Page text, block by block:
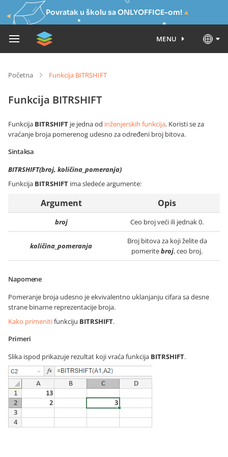
Povratak u školu sa ONLYOFFICE-om!
MENU
Početna Funkcija BITRSHIFT
Funkcija BITRSHIFT
Funkcija BITRSHIFT je jedna od inženjerskih funkcija. Koristi se za
vraćanje broja pomerenog udesno za određeni broj bitova.
Sintaksa
BITRSHIFT(broj, količina_pomeranja)
Funkcija BITRSHIFT ima sledeće argumente:
Argument Opis
broj Ceo broj veći ili jednak 0.
količina_pomeranja
Broj bitova za koji želite da
pomeritebroj, ceo broj.
Napomene
Pomeranje broja udesno je ekvivalentno uklanjanju cifara sa desne
strane binarne reprezentacije broja.
Kako primenitifunkciju BITRSHIFT.
Primeri
Slika ispod prikazuje rezultat koji vraća funkcija BITRSHIFT.